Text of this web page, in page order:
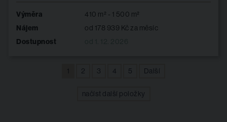
Výměra 410 m² - 1 500 m²
Nájem od 178 939 Kč za měsíc
Dostupnost
1 2 3 4 5 Další
načíst další položky